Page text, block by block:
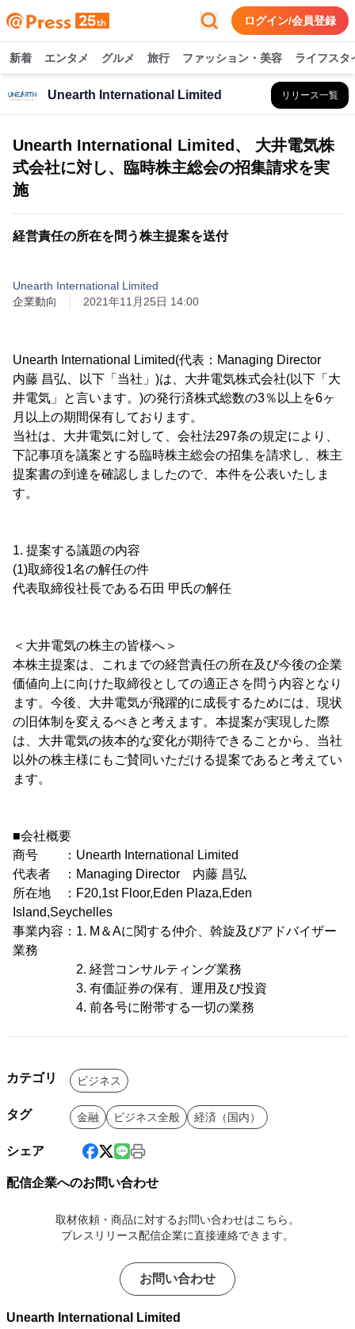
ログイン/会員登録
新着 エンタメ グルメ 旅行 ファッション・美容 ライフスタ
Unearth International Limited リリース一覧
Unearth International Limited、 大井電気株
式会社に対し、臨時株主総会の招集請求を実
施
経営責任の所在を問う株主提案を送付
Unearth International Limited
企業動向
2021年11月25日 14:00
Unearth International Limited(代表：Managing Director
内藤 昌弘、以下「当社」)は、大井電気株式会社(以下「大
井電気」と言います。)の発行済株式総数の3％以上を6ヶ
月以上の期間保有しております。
当社は、大井電気に対して、会社法297条の規定により、
下記事項を議案とする臨時株主総会の招集を請求し、株主
提案書の到達を確認しましたので、本件を公表いたしま
す。
1. 提案する議題の内容
(1)取締役1名の解任の件
代表取締役社長である石田 甲氏の解任
＜大井電気の株主の皆様へ＞
本株主提案は、これまでの経営責任の所在及び今後の企業
価値向上に向けた取締役としての適正さを問う内容となり
ます。今後、大井電気が飛躍的に成長するためには、現状
の旧体制を変えるべきと考えます。本提案が実現した際
は、大井電気の抜本的な変化が期待できることから、当社
以外の株主様にもご賛同いただける提案であると考えてい
ます。
■会社概要
商号 ：Unearth International Limited
代表者 ：Managing Director 内藤 昌弘
所在地 ：F20,1st Floor,Eden Plaza,Eden
Island,Seychelles
事業内容：1. M＆Aに関する仲介、斡旋及びアドバイザー
業務
2. 経営コンサルティング業務
3. 有価証券の保有、運用及び投資
4. 前各号に附帯する一切の業務
カテゴリ ビジネス
タグ 金融 ビジネス全般 経済（国内）
シェア
配信企業へのお問い合わせ
取材依頼・商品に対するお問い合わせはこちら。
プレスリリース配信企業に直接連絡できます。
お問い合わせ
Unearth International Limited